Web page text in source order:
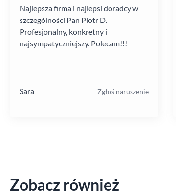
Najlepsza firma i najlepsi doradcy w
szczególności Pan Piotr D.
Profesjonalny, konkretny i
najsympatyczniejszy. Polecam!!!
Sara Zgłoś naruszenie
Zobacz również